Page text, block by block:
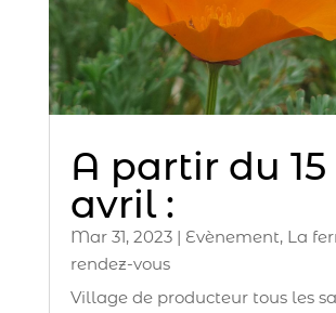
A partir du 15
avril :
Mar 31, 2023| Evènement, La
rendez-vous
Village de producteur tous les